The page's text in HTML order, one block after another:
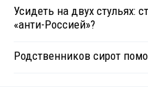
Усидеть на двух стульях:
«анти-Россией»?
Родственников сирот